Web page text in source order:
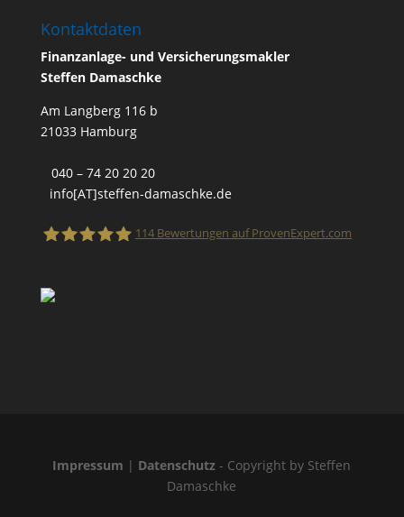
Kontaktdaten
Finanzanlage- und Versicherungsmakler
Steffen Damaschke
Am Langberg 116 b
21033 Hamburg
040 – 74 20 20 20
info[AT]steffen-damaschke.de
114 Bewertungen auf ProvenExpert.com
Impressum | Datenschutz- Copyright by Steffen
Damaschke